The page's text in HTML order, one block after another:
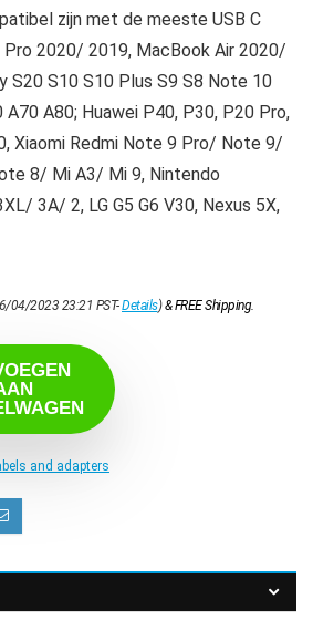
zijn met de meeste USB C
Pro 2020/ 2019, MacBook Air 2020/
S20 S10 S10 Plus S9 S8 Note 10
A80; Huawei P40, P30, P20 Pro,
Xiaomi Redmi Note 9 Pro/ Note 9/
8/ Mi A3/ Mi 9, Nintendo
3A/ 2, LG G5 G6 V30, Nexus 5X,
04/2023 23:21 PST-Details)&FREE Shipping.
and adapters